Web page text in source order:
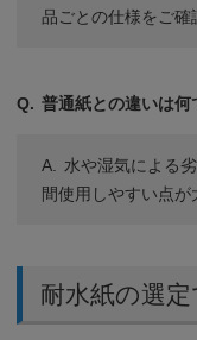
品ごとの仕様をご確
普通紙との違いは何
水や湿気による
間使用しやすい点が
耐水紙の選